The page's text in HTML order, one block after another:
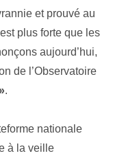
et prouvé au
plus forte que les
aujourd’hui,
de l’Observatoire
.
nationale
à la veille